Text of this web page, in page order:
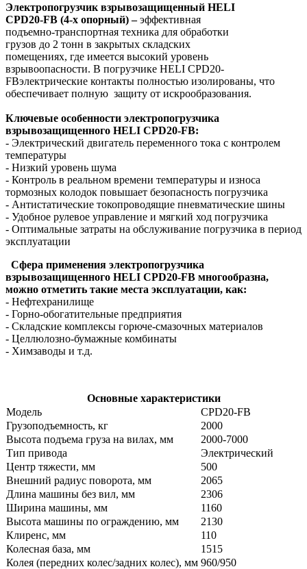
Электропогрузчик взрывозащищенный HELI
CPD20-FB (4-х опорный) –эффективная
подъемно-транспортная техника для обработки
грузов до 2 тонн в закрытых складских
помещениях, где имеется высокий уровень
взрывоопасности. В погрузчике HELI CPD20-
FBэлектрические контакты полностью изолированы, что
обеспечивает полную защиту от искрообразования.
Ключевые особенности электропогрузчика
взрывозащищенного HELI CPD20-FB:
- Электрический двигатель переменного тока с контролем
температуры
- Низкий уровень шума
- Контроль в реальном времени температуры и износа
тормозных колодок повышает безопасность погрузчика
- Антистатические токопроводящие пневматические шины
- Удобное рулевое управление и мягкий ход погрузчика
- Оптимальные затраты на обслуживание погрузчика в период
эксплуатации
Сфера применения электропогрузчика
взрывозащищенного HELI CPD20-FB многообразна,
можно отметить такие места эксплуатации, как:
- Нефтехранилище
- Горно-обогатительные предприятия
- Складские комплексы горюче-смазочных материалов
- Целлюлозно-бумажные комбинаты
- Химзаводы и т.д.
Основные характеристики
Модель
CPD20-FB
Грузоподъемность, кг
2000
Высота подъема груза на вилах, мм
2000-7000
Тип привода
Электрический
Центр тяжести, мм
500
Внешний радиус поворота, мм
2065
Длина машины без вил, мм
2306
Ширина машины, мм
1160
Высота машины по ограждению, мм
2130
Клиренс, мм
110
Колесная база, мм
1515
Колея (передних колес/задних колес), мм 960/950